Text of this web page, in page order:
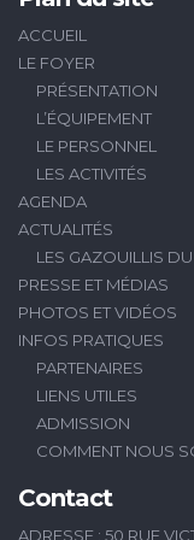
ACCUEIL
LE FOYER
PRÉSENTATION
L’ÉQUIPEMENT
LE PERSONNEL
LES ACTIVITÉS
AGENDA
ACTUALITÉS
LES GAZOUILLIS
PRESSE ET MÉDIAS
PHOTOS ET VIDÉOS
INFOS PRATIQUES
PARTENAIRES
LIENS UTILES
ADMISSION
COMMENT NOUS
Contact
ADRESSE : 50 RUE